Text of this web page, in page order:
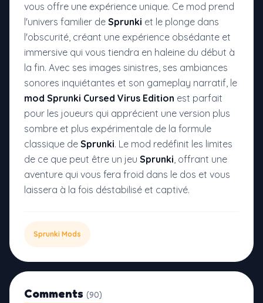
vous offre une expérience unique. Ce mod prend
l'univers familier de Sprunki et le plonge dans
l'obscurité, créant une expérience obsédante et
immersive qui vous tiendra en haleine du début à
la fin. Avec ses images sinistres, ses ambiances
sonores inquiétantes et son gameplay narratif, le
mod Sprunki Cursed Virus Edition est parfait
pour les joueurs qui apprécient une version plus
sombre et plus expérimentale de la formule
classique de Sprunki. Le mod redéfinit les limites
de ce que peut être un jeu Sprunki, offrant une
aventure qui vous fera froid dans le dos et vous
laissera à la fois déstabilisé et captivé.
Sprunki Mods
Comments (90)